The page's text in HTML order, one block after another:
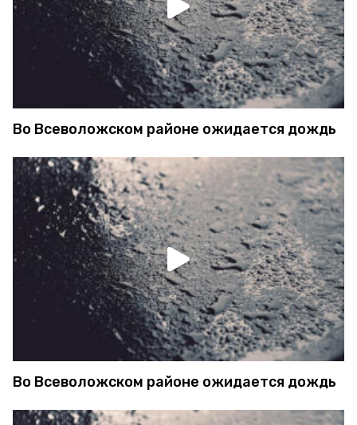
Во Всеволожском районе ожидается дождь
Во Всеволожском районе ожидается дождь